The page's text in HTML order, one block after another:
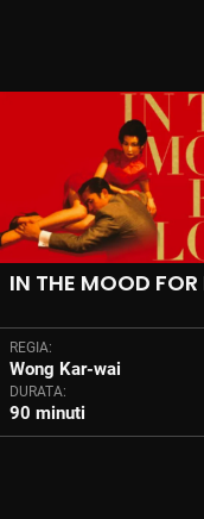
IN THE MOOD FOR
REGIA:
Wong Kar-wai
DURATA:
90 minuti